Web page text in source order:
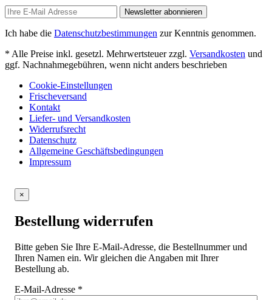
Newsletter abonnieren
Ich habe die Datenschutzbestimmungen zur Kenntnis genommen.
* Alle Preise inkl. gesetzl. Mehrwertsteuer zzgl. Versandkosten und
ggf. Nachnahmegebühren, wenn nicht anders beschrieben
Cookie-Einstellungen
Frischeversand
Kontakt
Liefer- und Versandkosten
Widerrufsrecht
Datenschutz
Allgemeine Geschäftsbedingungen
Impressum
×
Bestellung widerrufen
Bitte geben Sie Ihre E-Mail-Adresse, die Bestellnummer und
Ihren Namen ein. Wir gleichen die Angaben mit Ihrer
Bestellung ab.
E-Mail-Adresse *